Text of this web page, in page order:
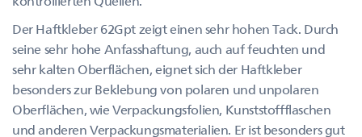
Der Haftkleber 62Gpt zeigt einen sehr hohen Tack. Durch
seine sehr hohe Anfasshaftung, auch auf feuchten und
sehr kalten Oberflächen, eignet sich der Haftkleber
besonders zur Beklebung von polaren und unpolaren
Oberflächen, wie Verpackungsfolien, Kunststoffflaschen
und anderen Verpackungsmaterialien. Er ist besonders gut